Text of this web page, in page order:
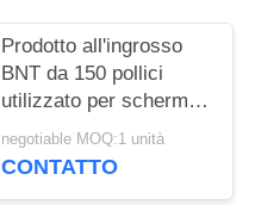
Prodotto all'ingrosso
BNT da 150 pollici
utilizzato per schermi
di proiettori rapidi da
ripiegare all'aperto:3
negotiable MOQ:1 unità
CONTATTO